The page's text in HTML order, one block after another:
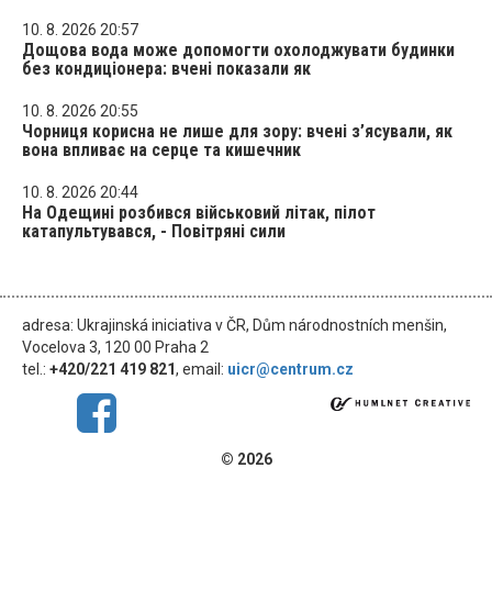
10. 8. 2026 20:57
Дощова вода може допомогти охолоджувати будинки
без кондиціонера: вчені показали як
10. 8. 2026 20:55
Чорниця корисна не лише для зору: вчені з’ясували, як
вона впливає на серце та кишечник
10. 8. 2026 20:44
На Одещині розбився військовий літак, пілот
катапультувався, - Повітряні сили
adresa: Ukrajinská iniciativa v ČR, Dům národnostních menšin,
Vocelova 3, 120 00 Praha 2
tel.: +420/221 419 821, email: uicr@centrum.cz
© 2026